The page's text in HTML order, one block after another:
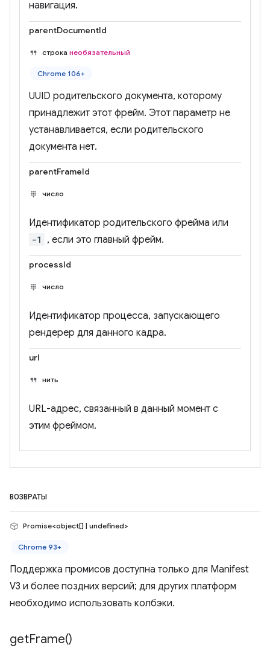
навигация.
parentDocumentId
строка необязательный
Chrome 106+
UUID родительского документа, которому
принадлежит этот фрейм. Этот параметр не
устанавливается, если родительского
документа нет.
parentFrameId
число
Идентификатор родительского фрейма или
-1 , если это главный фрейм.
processId
число
Идентификатор процесса, запускающего
рендерер для данного кадра.
url
нить
URL-адрес, связанный в данный момент с
этим фреймом.
ВОЗВРАТЫ
Promise<object[] | undefined>
Chrome 93+
Поддержка промисов доступна только для Manifest
V3 и более поздних версий; для других платформ
необходимо использовать колбэки.
getFrame()